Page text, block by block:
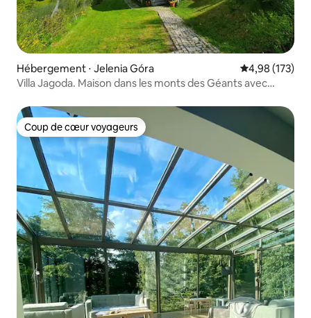
Hébergement ⋅ Jelenia Góra Évaluation
4,98 (173)
Villa Jagoda. Maison dans les monts des Géants avec
Coup de cœur voyageurs
Coup de cœur voyageurs